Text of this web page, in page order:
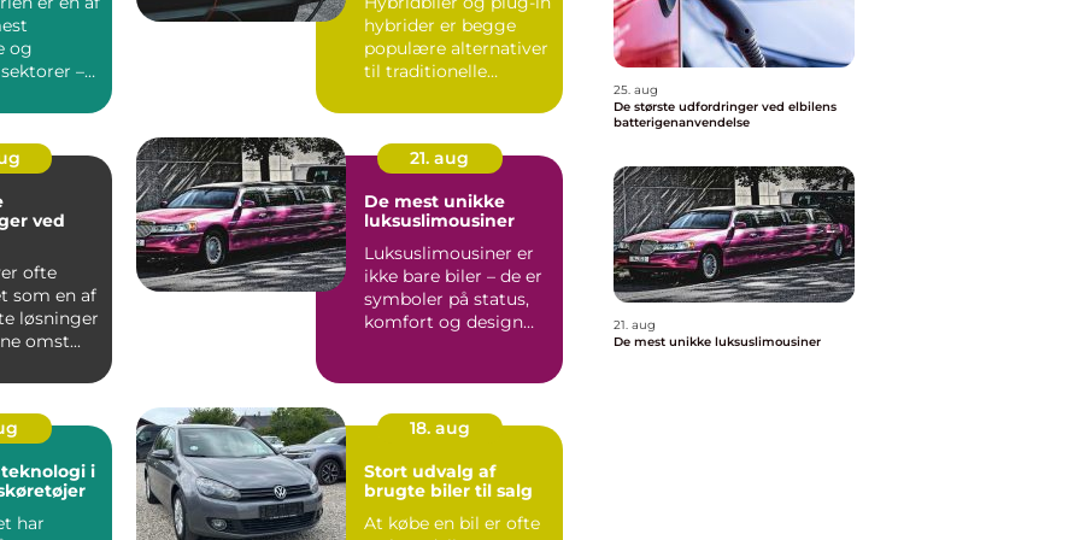
og
–
hybrider er begge
populære alternativer
til traditionelle
ved
ofte
som en af
løsninger
omst...
21. aug
De mest unikke
luksuslimousiner
Luksuslimousiner er
ikke bare biler – de er
symboler på status,
komfort og design
i
har
18. aug
Stort udvalg af
brugte biler til salg
At købe en bil er ofte
25. aug
De største udfordringer ved elbilens
batterigenanvendelse
21. aug
De mest unikke luksuslimousiner